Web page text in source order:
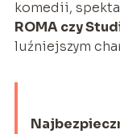
komedii,
ROMA czy
luźniejszym